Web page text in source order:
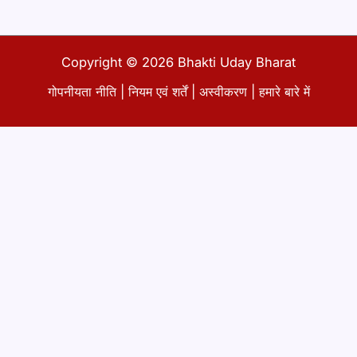
Copyright © 2026 Bhakti Uday Bharat
गोपनीयता नीति|नियम एवं शर्तें| अस्वीकरण |हमारे बारे में